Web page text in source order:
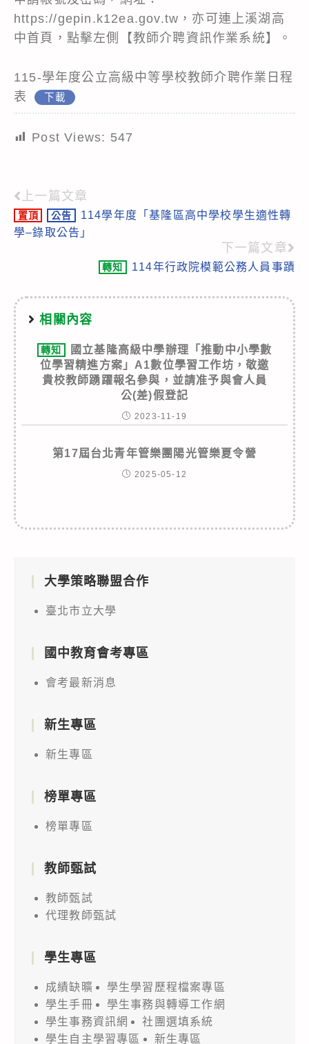
https://gepin.k12ea.gov.tw，亦可連上溪湖高
中首頁，點擊左側【教師介聘資訊作業系統】。
115-學年度公立高級中等學校教師介聘作業日程
表
下載
Post Views: 547
Read
more
上一篇文章
置頂 公告
114學年度「基隆區高中學校學生適性轉
學–錄取公告」
下一篇文章
轉知 114年行政院模範公務人員事蹟
相關內容
轉知
國立基隆高級中學辦理「推動中小學數
位學習精進方案」A1數位學習工作坊，敬邀
貴校教師踴躍報名參與，並請准予與會人員
公(差)假登記
2023-11-19
第17屆台北青年管樂團陽光管樂夏令營
2025-05-12
大學策略聯盟合作
臺北市立大學
國中教育會考專區
會考最新消息
新生專區
新生專區
榜單專區
榜單專區
教師甄試
教師甄試
代理教師甄試
學生專區
成績缺曠
學生學習歷程檔案專區
學生手冊
學生事務與轉導工作網
學生事務資訊網
社團選填系統
學生自主學習專區
新生專區